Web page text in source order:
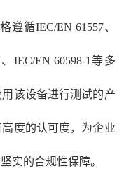
遵循IEC/EN 61557、
IEC/EN 60598-1等多
该设备进行测试的产
度的认可度，为企业
实的合规性保障。